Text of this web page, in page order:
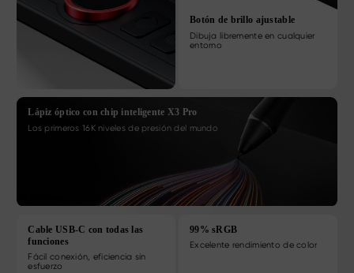
Botón de brillo ajustable
Dibuja libremente en cualquier
entorno
Lápiz óptico con chip inteligente X3 Pro
Los primeros 16K niveles de presión del mundo
Cable USB-C con todas las
funciones
Fácil conexión, eficiencia sin
esfuerzo
99% sRGB
Excelente rendimiento de color